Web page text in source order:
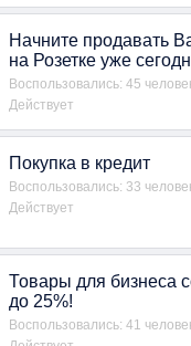
Начните продавать
на Розетке уже
Воспользовались: 45
Действует
Покупка в кредит
Воспользовались: 33
Действует
Товары для бизнеса
до 25%!
Воспользовались: 41